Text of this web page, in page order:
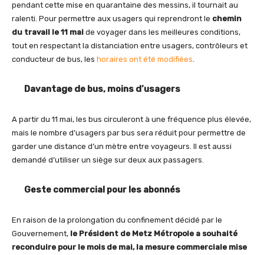
pendant cette mise en quarantaine des messins, il tournait au
ralenti. Pour permettre aux usagers qui reprendront le chemin
du travail le 11 mai de voyager dans les meilleures conditions,
tout en respectant la distanciation entre usagers, contrôleurs et
conducteur de bus, les horaires ont été modifiées.
Davantage de bus, moins d’usagers
A partir du 11 mai, les bus circuleront à une fréquence plus élevée,
mais le nombre d’usagers par bus sera réduit pour permettre de
garder une distance d’un mètre entre voyageurs. Il est aussi
demandé d’utiliser un siège sur deux aux passagers.
Geste commercial pour les abonnés
En raison de la prolongation du confinement décidé par le
Gouvernement, le Président de Metz Métropole a souhaité
reconduire pour le mois de mai, la mesure commerciale mise